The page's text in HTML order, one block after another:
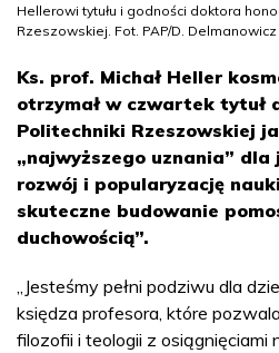
Hellerowi tytułu i godności doktora
Rzeszowskiej. Fot. PAP/D. Delmanowicz
Ks. prof. Michał Heller
otrzymał w czwartek tytuł
Politechniki Rzeszowskiej
„najwyższego uznania” dla
rozwój i popularyzację
skuteczne budowanie
duchowością”.
„Jesteśmy pełni podziwu dla
księdza profesora, które
filozofii i teologii z osiągnięciami